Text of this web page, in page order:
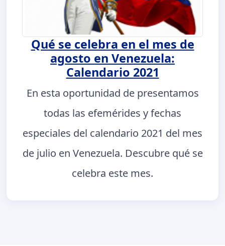
Qué se celebra en el mes de
agosto en Venezuela:
Calendario 2021
En esta oportunidad de presentamos
todas las efemérides y fechas
especiales del calendario 2021 del mes
de julio en Venezuela. Descubre qué se
celebra este mes.